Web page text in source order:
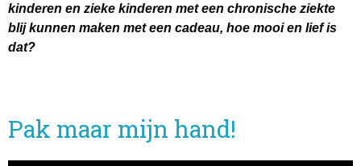
kinderen en zieke kinderen met een chronische ziekte
blij kunnen maken met een cadeau, hoe mooi en lief is
dat?
Pak maar mijn hand!